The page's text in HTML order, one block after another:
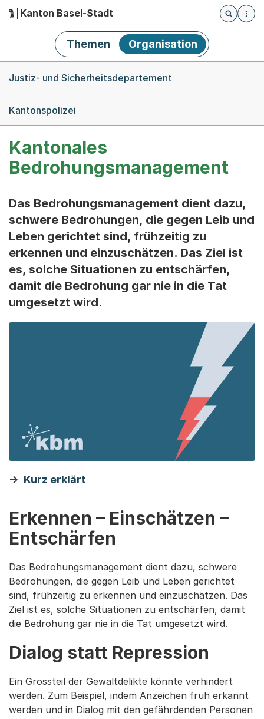
Hauptnavigation
Kanton Basel-Stadt
Öffnet
Themen Organisation
Justiz- und Sicherheitsdepartement
Kantonspolizei
Kantonales
Bedrohungsmanagement
Das Bedrohungsmanagement dient dazu,
schwere Bedrohungen, die gegen Leib und
Leben gerichtet sind, frühzeitig zu
erkennen und einzuschätzen. Das Ziel ist
es, solche Situationen zu entschärfen,
damit die Bedrohung gar nie in die Tat
umgesetzt wird.
Kurz erklärt
Erkennen – Einschätzen –
Entschärfen
Das Bedrohungsmanagement dient dazu, schwere
Bedrohungen, die gegen Leib und Leben gerichtet
sind, frühzeitig zu erkennen und einzuschätzen. Das
Ziel ist es, solche Situationen zu entschärfen, damit
die Bedrohung gar nie in die Tat umgesetzt wird.
Dialog statt Repression
Ein Grossteil der Gewaltdelikte könnte verhindert
werden. Zum Beispiel, indem Anzeichen früh erkannt
werden und in Dialog mit den gefährdenden Personen